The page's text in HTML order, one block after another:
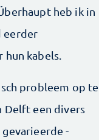
heb ik in
eerder
hun kabels.
probleem op te
Delft een divers
gevarieerde